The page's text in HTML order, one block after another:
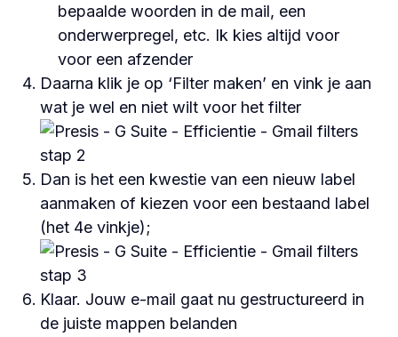
bepaalde woorden in de mail, een
onderwerpregel, etc. Ik kies altijd voor
voor een afzender
Daarna klik je op ‘Filter maken’ en vink je aan
wat je wel en niet wilt voor het filter
Dan is het een kwestie van een nieuw label
aanmaken of kiezen voor een bestaand label
(het 4e vinkje);
Klaar. Jouw e-mail gaat nu gestructureerd in
de juiste mappen belanden